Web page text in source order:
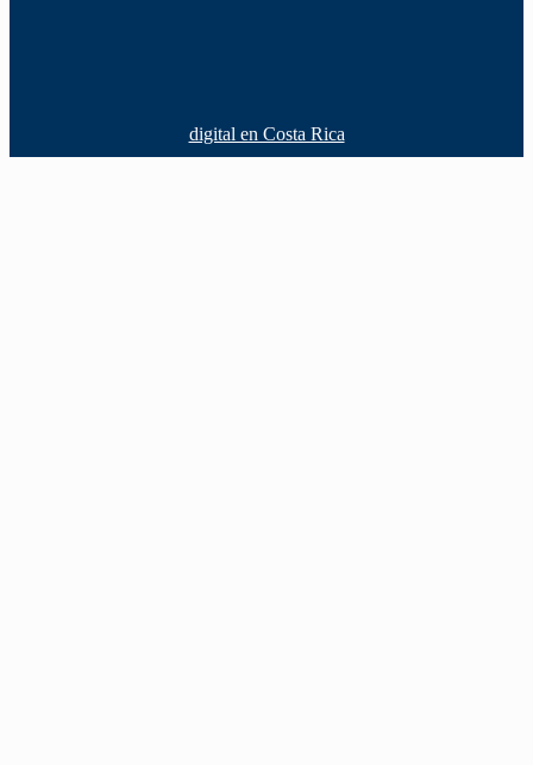
digital en Costa Rica